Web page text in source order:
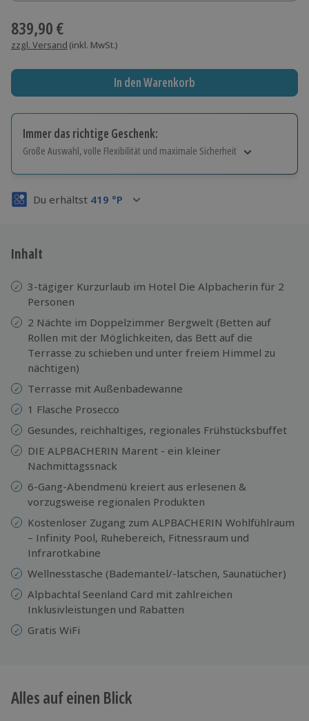
839,90 €
zzgl. Versand (inkl. MwSt.)
In den Warenkorb
Immer das richtige Geschenk:
Große Auswahl, volle Flexibilität und maximale Sicherheit
Volle Flexibilität
3 Jahre gültig & verlängerbar.
Du erhältst 419 °P
Inhalt
3-tägiger Kurzurlaub im Hotel Die Alpbacherin für 2
Personen
2 Nächte im Doppelzimmer Bergwelt (Betten auf
Rollen mit der Möglichkeiten, das Bett auf die
Terrasse zu schieben und unter freiem Himmel zu
nächtigen)
Terrasse mit Außenbadewanne
1 Flasche Prosecco
Gesundes, reichhaltiges, regionales Frühstücksbuffet
DIE ALPBACHERIN Marent - ein kleiner
Nachmittagssnack
6-Gang-Abendmenü kreiert aus erlesenen &
vorzugsweise regionalen Produkten
Kostenloser Zugang zum ALPBACHERIN Wohlfühlraum
– Infinity Pool, Ruhebereich, Fitnessraum und
Infrarotkabine
Wellnesstasche (Bademantel/-latschen, Saunatücher)
Alpbachtal Seenland Card mit zahlreichen
Inklusivleistungen und Rabatten
Gratis WiFi
Alles auf einen Blick